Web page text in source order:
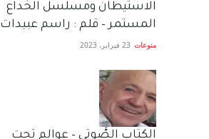
الاستيطان ومسلسل الخداع
المستمر – قلم : راسم عبيدات
منوعات 23 فبراير، 2023
الكتاب الصَّوتي – عوالم تحت